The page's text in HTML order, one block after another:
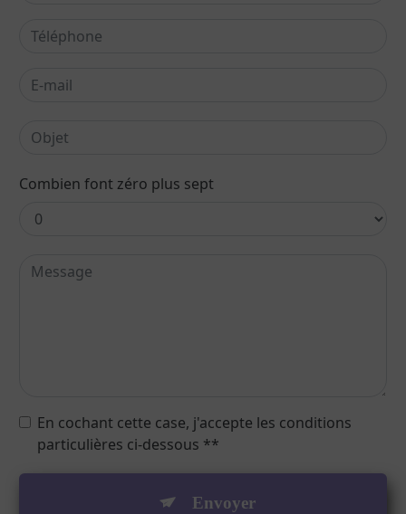
Combien font zéro plus sept
En cochant cette case, j'accepte les conditions
particulières ci-dessous **
Envoyer